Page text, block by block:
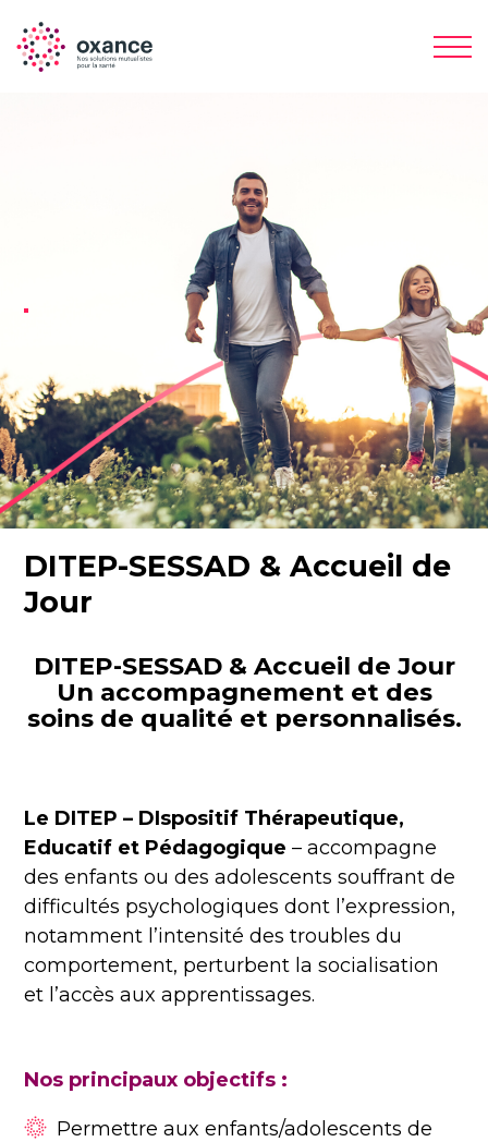
DITEP-SESSAD & Accueil de
Jour
DITEP-SESSAD & Accueil de Jour
Un accompagnement et des
soins de qualité et personnalisés.
Le DITEP– DIspositif Thérapeutique,
Educatif et Pédagogique – accompagne
des enfants ou des adolescents souffrant de
difficultés psychologiques dont l’expression,
notamment l’intensité des troubles du
comportement, perturbent la socialisation
et l’accès aux apprentissages.
Nos principaux objectifs :
Permettre aux enfants/adolescents de